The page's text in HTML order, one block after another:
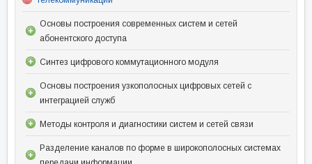
Основы построения современных систем и сетей
абонентского доступа
Синтез цифрового коммутационного модуля
Основы построения узкополосных цифровых сетей с
интеграцией служб
Методы контроля и диагностики систем и сетей связи
Разделение каналов по форме в широкополосных системах